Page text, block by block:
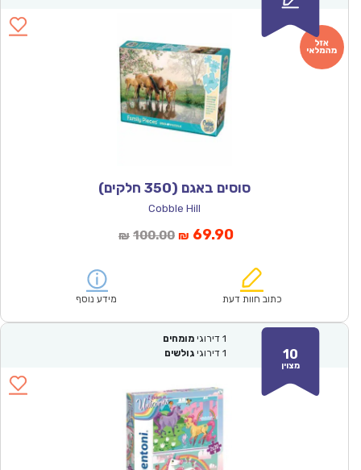
סוסים באגם (350 חלקים)
Cobble Hill
₪ 100.00המחיר
₪100.00.
₪ 69.90המחיר
הוא:
כתוב חוות דעת מידע נוסף
10
מצוין
1 דירוגי מומחים
1 דירוגי גולשים